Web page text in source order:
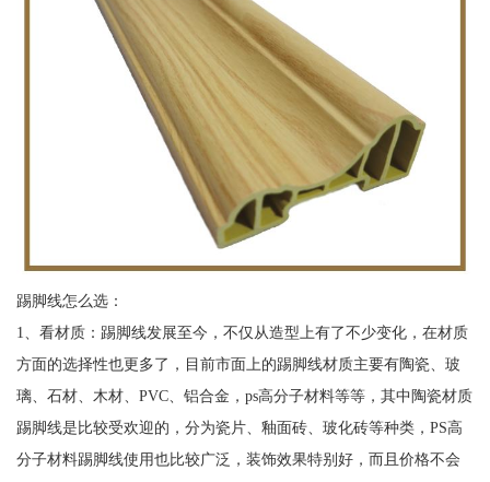
踢脚线怎么选：
1、看材质：踢脚线发展至今，不仅从造型上有了不少变化，在材质
方面的选择性也更多了，目前市面上的踢脚线材质主要有陶瓷、玻
璃、石材、木材、PVC、铝合金，ps高分子材料等等，其中陶瓷材质
踢脚线是比较受欢迎的，分为瓷片、釉面砖、玻化砖等种类，PS高
分子材料踢脚线使用也比较广泛，装饰效果特别好，而且价格不会